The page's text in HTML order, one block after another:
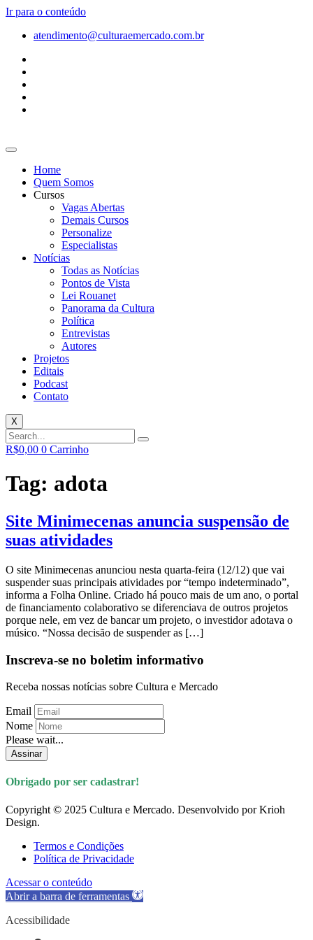
Ir para o conteúdo
atendimento@culturaemercado.com.br
Home
Quem Somos
Cursos
Vagas Abertas
Demais Cursos
Personalize
Especialistas
Notícias
Todas as Notícias
Pontos de Vista
Lei Rouanet
Panorama da Cultura
Política
Entrevistas
Autores
Projetos
Editais
Podcast
Contato
X
R$0,00 0 Carrinho
Tag: adota
Site Minimecenas anuncia suspensão de
suas atividades
O site Minimecenas anunciou nesta quarta-feira (12/12) que vai
suspender suas principais atividades por “tempo indeterminado”,
informa a Folha Online. Criado há pouco mais de um ano, o portal
de financiamento colaborativo se diferenciava de outros projetos
porque nele, em vez de bancar um projeto, o investidor adotava o
músico. “Nossa decisão de suspender as […]
Inscreva-se no boletim informativo
Receba nossas notícias sobre Cultura e Mercado
Email
Nome
Please wait...
Assinar
Obrigado por ser cadastrar!
Copyright © 2025 Cultura e Mercado. Desenvolvido por Krioh
Design.
Termos e Condições
Política de Privacidade
Acessar o conteúdo
Abrir a barra de ferramentas
Acessibilidade